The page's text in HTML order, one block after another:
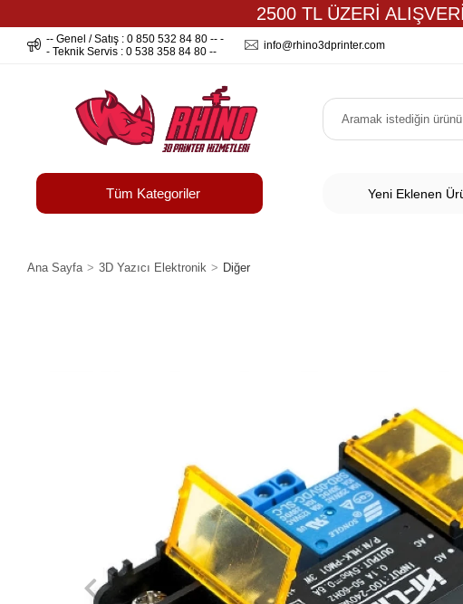
2500 TL ÜZERİ
-- Genel / Satış : 0 850 532 84 80 -- -
- Teknik Servis : 0 538 358 84 80 --
info@rhino3dprinter.com
Tüm Kategoriler Yeni Eklenen
Ana Sayfa 3D Yazıcı Elektronik Diğer